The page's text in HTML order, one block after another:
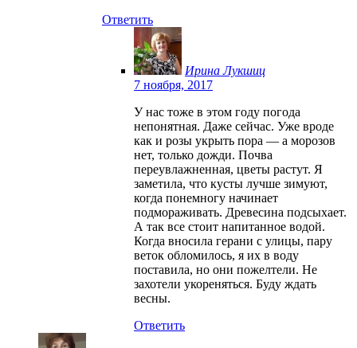
Ответить
Ирина Лукшиц
7 ноября, 2017
У нас тоже в этом году погода
непонятная. Даже сейчас. Уже вроде
как и розы укрыть пора — а морозов
нет, только дожди. Почва
переувлажненная, цветы растут. Я
заметила, что кусты лучше зимуют,
когда понемногу начинает
подмораживать. Древесина подсыхает.
А так все стоит напитанное водой.
Когда вносила герани с улицы, пару
веток обломилось, я их в воду
поставила, но они пожелтели. Не
захотели укореняться. Буду ждать
весны.
Ответить